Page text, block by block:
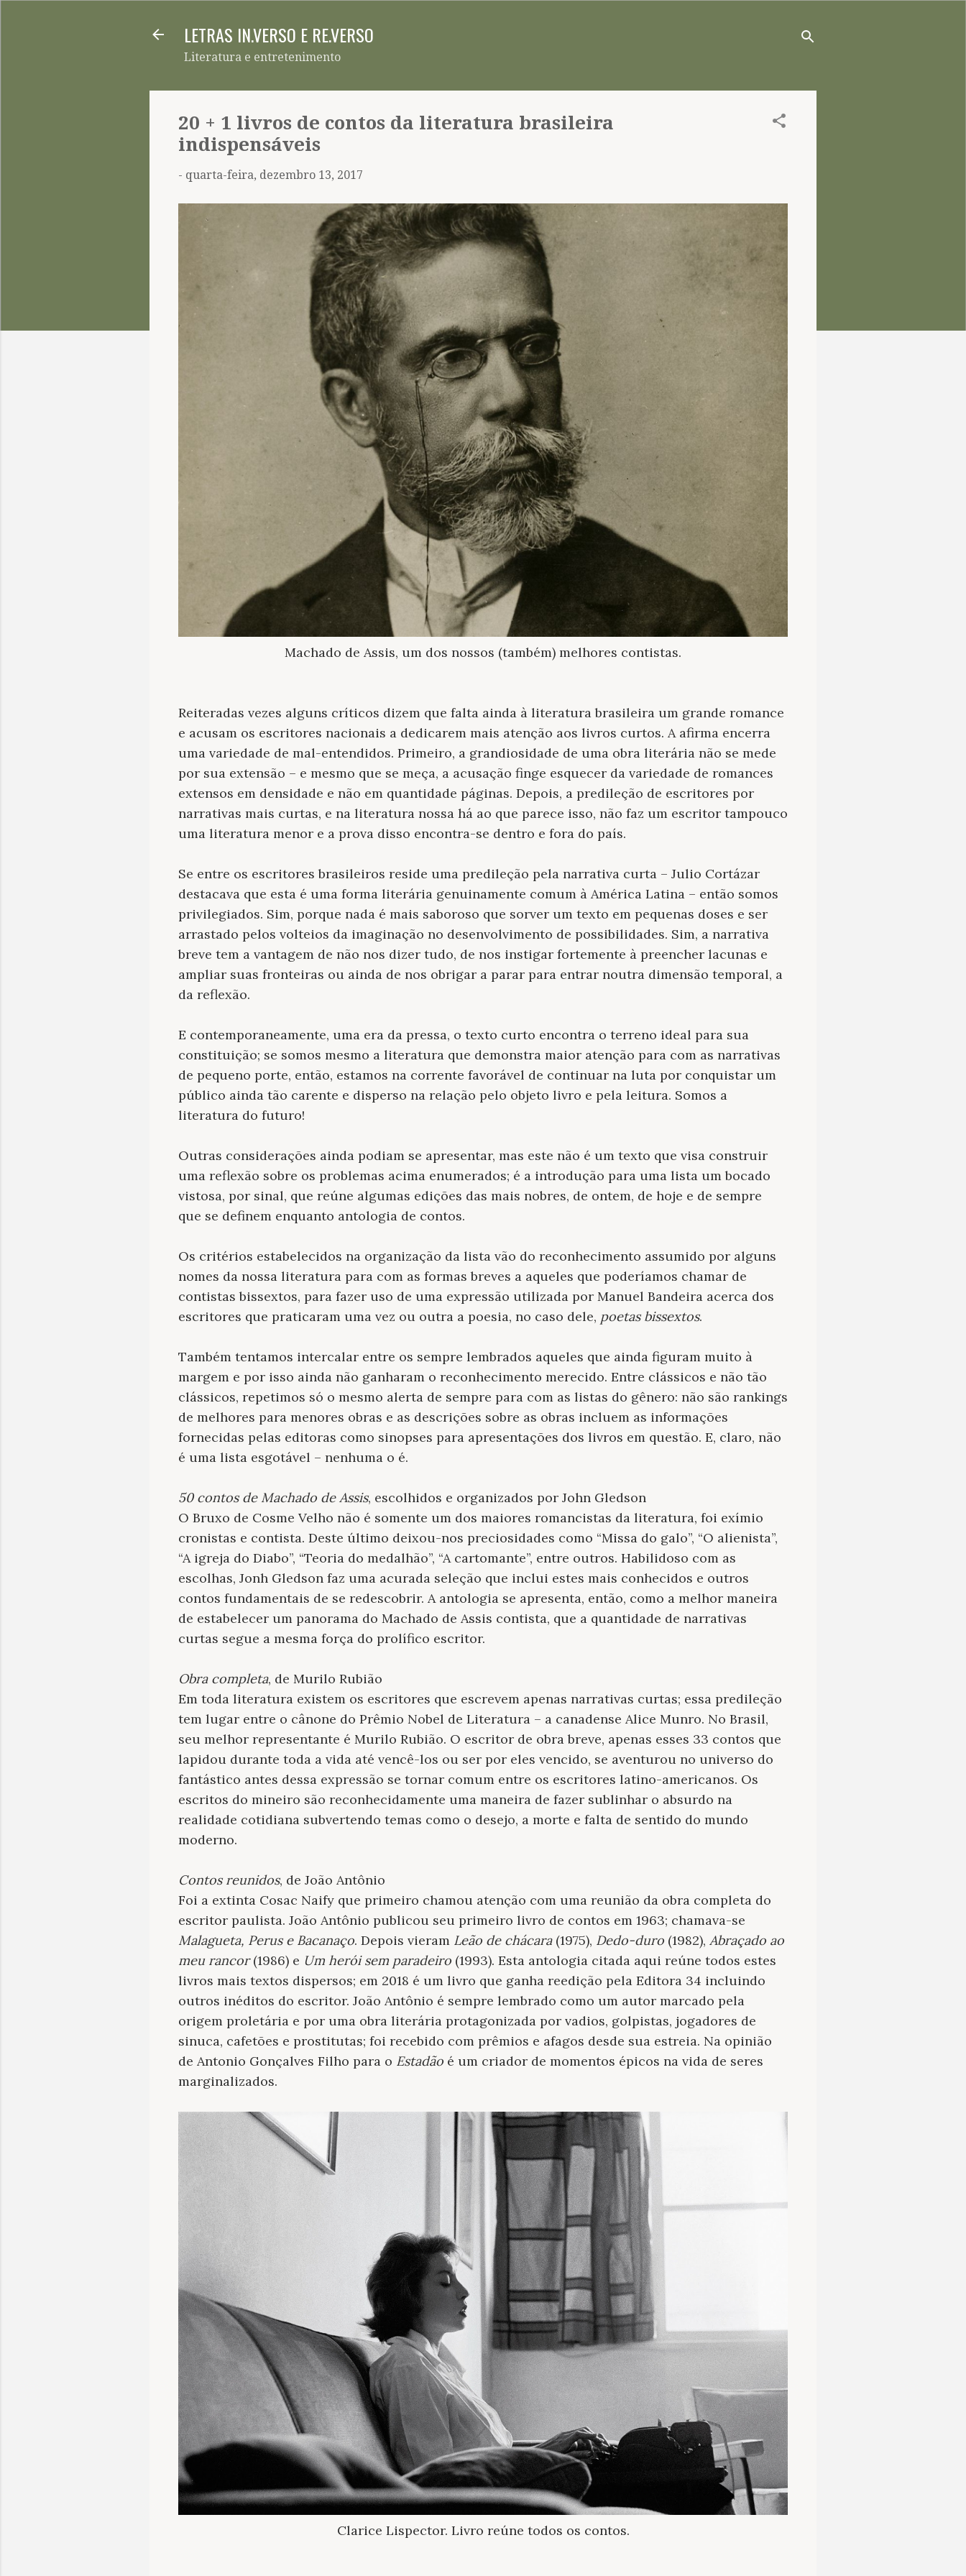
LETRAS IN.VERSO E RE.VERSO
Literatura e entretenimento
20 + 1 livros de contos da literatura brasileira
indispensáveis
- quarta-feira, dezembro 13, 2017
Machado de Assis, um dos nossos (também) melhores contistas.
Reiteradas vezes alguns críticos dizem que falta ainda à literatura brasileira um grande romance
e acusam os escritores nacionais a dedicarem mais atenção aos livros curtos. A afirma encerra
uma variedade de mal-entendidos. Primeiro, a grandiosidade de uma obra literária não se mede
por sua extensão – e mesmo que se meça, a acusação finge esquecer da variedade de romances
extensos em densidade e não em quantidade páginas. Depois, a predileção de escritores por
narrativas mais curtas, e na literatura nossa há ao que parece isso, não faz um escritor tampouco
uma literatura menor e a prova disso encontra-se dentro e fora do país.
Se entre os escritores brasileiros reside uma predileção pela narrativa curta – Julio Cortázar
destacava que esta é uma forma literária genuinamente comum à América Latina – então somos
privilegiados. Sim, porque nada é mais saboroso que sorver um texto em pequenas doses e ser
arrastado pelos volteios da imaginação no desenvolvimento de possibilidades. Sim, a narrativa
breve tem a vantagem de não nos dizer tudo, de nos instigar fortemente à preencher lacunas e
ampliar suas fronteiras ou ainda de nos obrigar a parar para entrar noutra dimensão temporal, a
da reflexão.
E contemporaneamente, uma era da pressa, o texto curto encontra o terreno ideal para sua
constituição; se somos mesmo a literatura que demonstra maior atenção para com as narrativas
de pequeno porte, então, estamos na corrente favorável de continuar na luta por conquistar um
público ainda tão carente e disperso na relação pelo objeto livro e pela leitura. Somos a
literatura do futuro!
Outras considerações ainda podiam se apresentar, mas este não é um texto que visa construir
uma reflexão sobre os problemas acima enumerados; é a introdução para uma lista um bocado
vistosa, por sinal, que reúne algumas edições das mais nobres, de ontem, de hoje e de sempre
que se definem enquanto antologia de contos.
Os critérios estabelecidos na organização da lista vão do reconhecimento assumido por alguns
nomes da nossa literatura para com as formas breves a aqueles que poderíamos chamar de
contistas bissextos, para fazer uso de uma expressão utilizada por Manuel Bandeira acerca dos
escritores que praticaram uma vez ou outra a poesia, no caso dele, poetas bissextos.
Também tentamos intercalar entre os sempre lembrados aqueles que ainda figuram muito à
margem e por isso ainda não ganharam o reconhecimento merecido. Entre clássicos e não tão
clássicos, repetimos só o mesmo alerta de sempre para com as listas do gênero: não são rankings
de melhores para menores obras e as descrições sobre as obras incluem as informações
fornecidas pelas editoras como sinopses para apresentações dos livros em questão. E, claro, não
é uma lista esgotável – nenhuma o é.
50 contos de Machado de Assis, escolhidos e organizados por John Gledson
O Bruxo de Cosme Velho não é somente um dos maiores romancistas da literatura, foi exímio
cronistas e contista. Deste último deixou-nos preciosidades como “Missa do galo”, “O alienista”,
“A igreja do Diabo”, “Teoria do medalhão”, “A cartomante”, entre outros. Habilidoso com as
escolhas, Jonh Gledson faz uma acurada seleção que inclui estes mais conhecidos e outros
contos fundamentais de se redescobrir. A antologia se apresenta, então, como a melhor maneira
de estabelecer um panorama do Machado de Assis contista, que a quantidade de narrativas
curtas segue a mesma força do prolífico escritor.
Obra completa, de Murilo Rubião
Em toda literatura existem os escritores que escrevem apenas narrativas curtas; essa predileção
tem lugar entre o cânone do Prêmio Nobel de Literatura – a canadense Alice Munro. No Brasil,
seu melhor representante é Murilo Rubião. O escritor de obra breve, apenas esses 33 contos que
lapidou durante toda a vida até vencê-los ou ser por eles vencido, se aventurou no universo do
fantástico antes dessa expressão se tornar comum entre os escritores latino-americanos. Os
escritos do mineiro são reconhecidamente uma maneira de fazer sublinhar o absurdo na
realidade cotidiana subvertendo temas como o desejo, a morte e falta de sentido do mundo
moderno.
Contos reunidos, de João Antônio
Foi a extinta Cosac Naify que primeiro chamou atenção com uma reunião da obra completa do
escritor paulista. João Antônio publicou seu primeiro livro de contos em 1963; chamava-se
Malagueta, Perus e Bacanaço. Depois vieram Leão de chácara(1975), Dedo-duro (1982), Abraçado ao
meu rancor(1986) e Um herói sem paradeiro (1993). Esta antologia citada aqui reúne todos estes
livros mais textos dispersos; em 2018 é um livro que ganha reedição pela Editora 34 incluindo
outros inéditos do escritor. João Antônio é sempre lembrado como um autor marcado pela
origem proletária e por uma obra literária protagonizada por vadios, golpistas, jogadores de
sinuca, cafetões e prostitutas; foi recebido com prêmios e afagos desde sua estreia. Na opinião
de Antonio Gonçalves Filho para o Estadão é um criador de momentos épicos na vida de seres
marginalizados.
Clarice Lispector. Livro reúne todos os contos.